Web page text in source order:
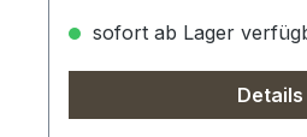
sofort ab Lager
Details